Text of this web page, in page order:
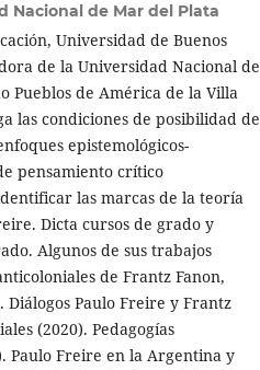
Nacional de Mar del Plata
Universidad de Buenos
de la Universidad Nacional de
Pueblos de América de la Villa
las condiciones de posibilidad de
epistemológicos-
pensamiento crítico
las marcas de la teoría
Dicta cursos de grado y
Algunos de sus trabajos
de Frantz Fanon,
Paulo Freire y Frantz
(2020). Pedagogías
Paulo Freire en la Argentina y